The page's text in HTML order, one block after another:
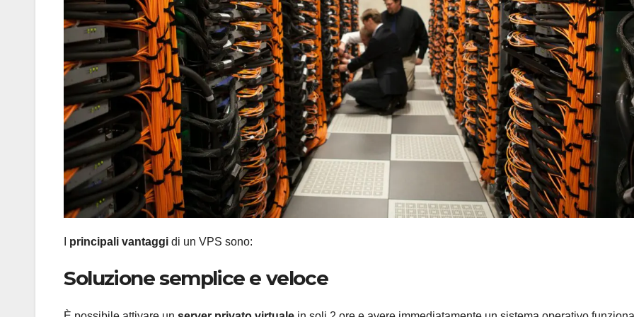
principali vantaggi di un VPS sono:
Soluzione semplice e veloce